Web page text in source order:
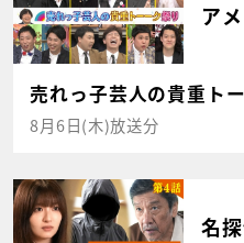
ア
売れっ子芸人の貴重ト
8月6日(木)放送分
名